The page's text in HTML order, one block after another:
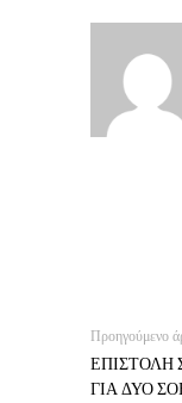
Προηγούμενο
ΕΠΙΣΤΟΛΗ
ΓΙΑ ΔΥΟ